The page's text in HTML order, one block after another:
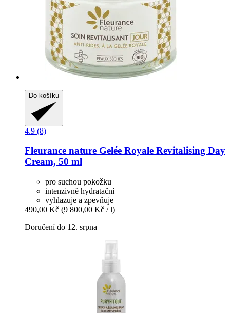
Do košíku
4.9 (8)
Fleurance nature Gelée Royale Revitalising Day
Cream, 50 ml
pro suchou pokožku
intenzivně hydratační
vyhlazuje a zpevňuje
490,00 Kč (9 800,00 Kč / l)
Doručení do 12. srpna